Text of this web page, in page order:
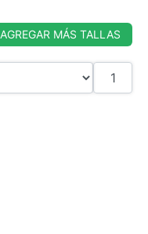
AGREGAR MÁS TALLAS